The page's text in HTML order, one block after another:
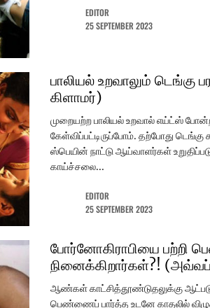
EDITOR
25 SEPTEMBER 2023
பாலியல் உறவாலும் டெங்கு
கிளாமர்)
முறையற்ற பாலியல் உறவால் எய்ட்ஸ்
கேள்விப்பட்டிருப்போம். தற்போது
ஸ்பெயின் நாட்டு ஆய்வாளர்கள்
காய்ச்சலை...
EDITOR
25 SEPTEMBER 2023
போர்னோகிராபியை பற்றி
நினைக்கிறார்கள்?!
ஆண்கள் காட்சித்தூண்டுதலுக்கு
பெண்ணைப் பார்த்த உடனே காதலில்